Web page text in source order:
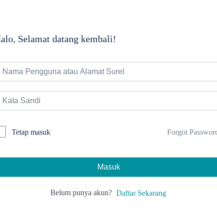
Selamat datang kembali!
Tetap masuk Forgot
Masuk
Belum punya akun? Daftar Sekarang